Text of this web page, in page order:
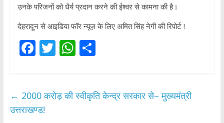
उनके परिजनों को धैर्य प्रदान करने की ईश्वर से कामना की है।
देहरादून से आइडिया फॉर न्यूज़ के लिए अमित सिंह नेगी की रिपोर्ट !
F
b
o
T
er
W
s
S
e
← 2000 करोड़ की स्वीकृति केन्द्र सरकार से– मुख्यमंत्री
उत्तराखण्ड!